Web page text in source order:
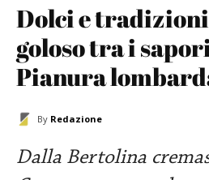
Dolci e
goloso tra i
Pianura
By Redazione
Dalla Bertolina